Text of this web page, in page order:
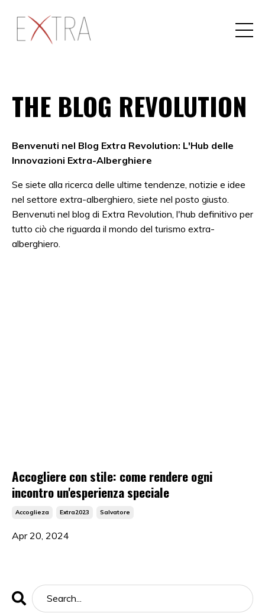
THE BLOG REVOLUTION
Benvenuti nel Blog Extra Revolution: L'Hub delle
Innovazioni Extra-Alberghiere
Se siete alla ricerca delle ultime tendenze, notizie e idee
nel settore extra-alberghiero, siete nel posto giusto.
Benvenuti nel blog di Extra Revolution, l'hub definitivo per
tutto ciò che riguarda il mondo del turismo extra-
alberghiero.
Accogliere con stile: come rendere ogni
incontro un'esperienza speciale
Accoglieza Extra2023 Salvatore
Apr 20, 2024